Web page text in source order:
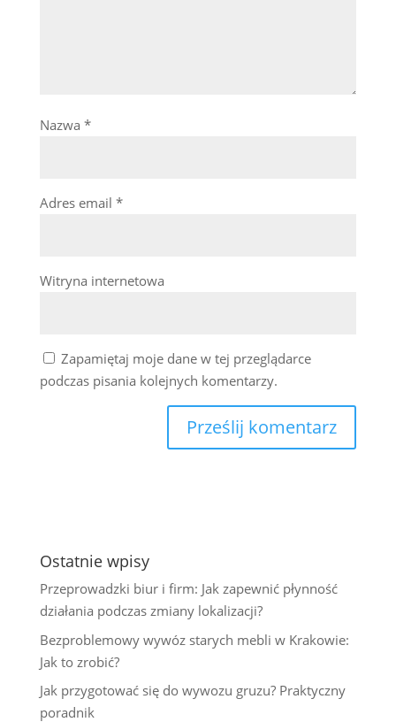
Nazwa *
Adres email *
Witryna internetowa
Zapamiętaj moje dane w tej przeglądarce
podczas pisania kolejnych komentarzy.
Ostatnie wpisy
Przeprowadzki biur i firm: Jak zapewnić płynność
działania podczas zmiany lokalizacji?
Bezproblemowy wywóz starych mebli w Krakowie:
Jak to zrobić?
Jak przygotować się do wywozu gruzu? Praktyczny
poradnik